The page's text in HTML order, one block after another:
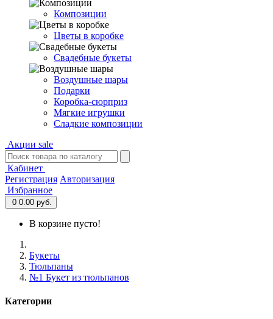
Композиции
Цветы в коробке
Свадебные букеты
Воздушные шары
Подарки
Коробка-сюрприз
Мягкие игрушки
Сладкие композиции
Акции sale
Кабинет
Регистрация Авторизация
Избранное
0 0.00 руб.
В корзине пусто!
Букеты
Тюльпаны
№1 Букет из тюльпанов
Категории